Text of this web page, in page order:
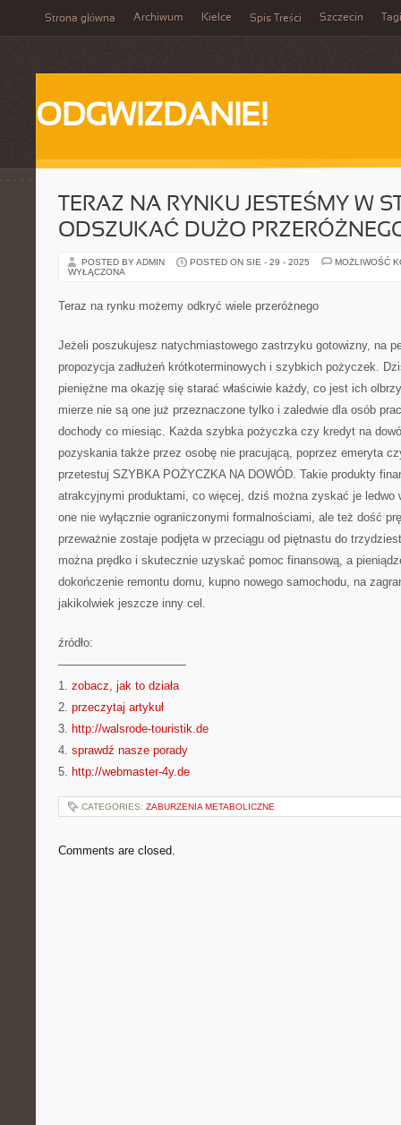
Strona główna Archiwum Kielce Spis Treści Szczecin Tagi
ODGWIZDANIE!
TERAZ NA RYNKU JESTEŚMY W
ODSZUKAĆ DUŻO
POSTED BY ADMIN POSTED ON SIE - 29 - 2025
MOŻLIWOŚĆ
WYŁĄCZONA
Teraz na rynku możemy odkryć wiele przeróżnego
Jeżeli poszukujesz natychmiastowego zastrzyku gotowizny, na
propozycja zadłużeń krótkoterminowych i szybkich pożyczek.
pieniężne ma okazję się starać właściwie każdy, co jest ich
mierze nie są one już przeznaczone tylko i zaledwie dla osób
dochody co miesiąc. Każda szybka pożyczka czy kredyt na
pozyskania także przez osobę nie pracującą, poprzez emeryta
przetestuj SZYBKA POŻYCZKA NA DOWÓD. Takie produkty
atrakcyjnymi produktami, co więcej, dziś można zyskać je ledwo
one nie wyłącznie ograniczonymi formalnościami, ale też dość
przeważnie zostaje podjęta w przeciągu od piętnastu do
można prędko i skutecznie uzyskać pomoc finansową, a
dokończenie remontu domu, kupno nowego samochodu, na
jakikolwiek jeszcze inny cel.
źródło:
———————————
1. zobacz, jak to działa
2. przeczytaj artykuł
3. http://walsrode-touristik.de
4. sprawdź nasze porady
5. http://webmaster-4y.de
CATEGORIES: ZABURZENIA METABOLICZNE
Comments are closed.